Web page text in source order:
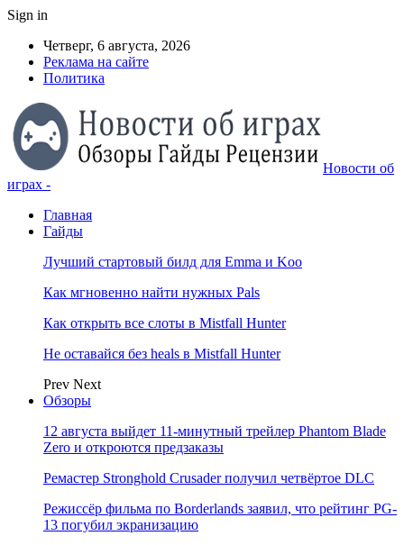
Sign in
Четверг, 6 августа, 2026
Реклама на сайте
Политика
Новости об
играх -
Главная
Гайды
Лучший стартовый билд для Emma и Koo
Как мгновенно найти нужных Pals
Как открыть все слоты в Mistfall Hunter
Не оставайся без heals в Mistfall Hunter
Prev Next
Обзоры
12 августа выйдет 11-минутный трейлер Phantom Blade
Zero и откроются предзаказы
Ремастер Stronghold Crusader получил четвёртое DLC
Режиссёр фильма по Borderlands заявил, что рейтинг PG-
13 погубил экранизацию